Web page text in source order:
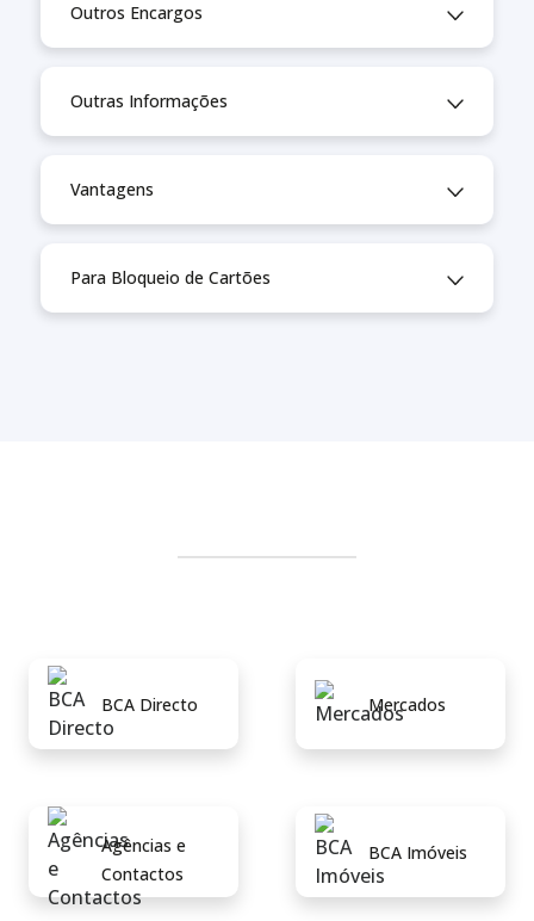
Outros Encargos
Outras Informações
Vantagens
Para Bloqueio de Cartões
BCA Directo Mercados
Agências e
Contactos
BCA Imóveis